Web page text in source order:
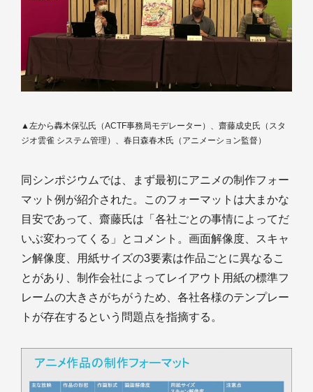
▲左から轟木保弘氏（ACTF事務局モデレーター）、齋藤成史氏（スタ
ジオ雲雀 システム管理）、春日森春木氏（アニメーション監督）
同シンポジウムでは、まず最初にアニメの制作フォー
マット例が紹介された。このフォーマットは大まかな
目安であって、齋藤氏は「各社ごとの事情によってだ
いぶ変わってくる」とコメント。画面解像度、スキャ
ン解像度、用紙サイズの3要素は作品ごとに異なるこ
とがあり、制作会社によってレイアウト用紙の標準フ
レームの大きさがちがうため、各社各様のテンプレー
トが存在するという問題点を指摘する。